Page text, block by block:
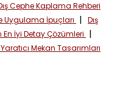
Cephe Kaplama Rehberi
Uygulama İpuçları | Dış
İyi Detay Çözümleri |
Mekan Tasarımları